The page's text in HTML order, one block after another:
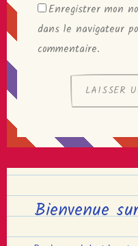
Enregistrer mon
dans le navigateur
commentaire.
Bienvenue